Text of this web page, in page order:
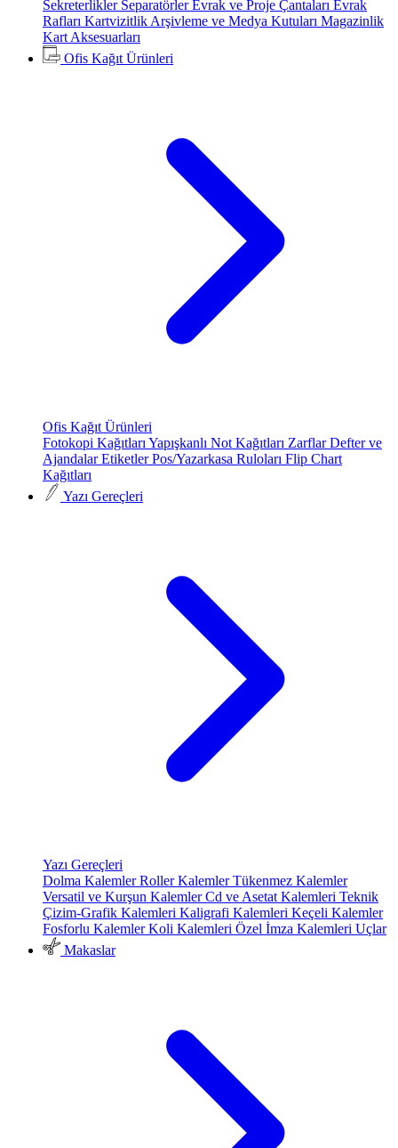
Sekreterlikler SeparatörlerEvrak ve Proje Çantaları Evrak
Rafları Kartvizitlik Arşivleme ve Medya Kutuları Magazinlik
Kart Aksesuarları
Ofis Kağıt Ürünleri
Ofis Kağıt Ürünleri
Fotokopi Kağıtları Yapışkanlı Not Kağıtları ZarflarDefter ve
AjandalarEtiketlerPos/Yazarkasa Ruloları Flip Chart
Kağıtları
Yazı Gereçleri
Yazı Gereçleri
Dolma KalemlerRoller KalemlerTükenmez Kalemler
Versatil ve Kurşun KalemlerCd ve Asetat Kalemleri Teknik
Çizim-Grafik Kalemleri Kaligrafi Kalemleri Keçeli Kalemler
Fosforlu KalemlerKoli Kalemleri Özel İmza Kalemleri Uçlar
Makaslar